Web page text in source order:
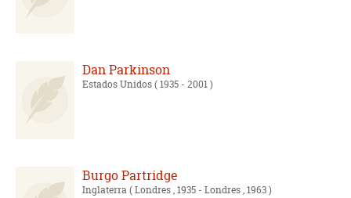
Dan Parkinson
Estados Unidos( 1935 - 2001 )
Burgo Partridge
Inglaterra( Londres , 1935 - Londres , 1963 )